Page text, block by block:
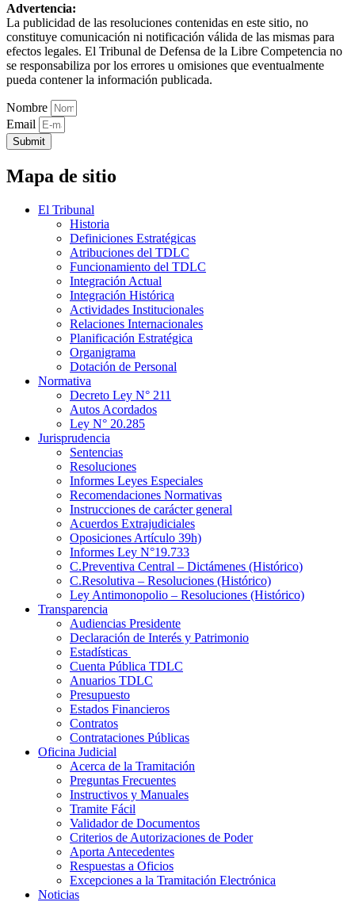
Advertencia:
La publicidad de las resoluciones contenidas en este sitio, no
constituye comunicación ni notificación válida de las mismas para
efectos legales. El Tribunal de Defensa de la Libre Competencia no
se responsabiliza por los errores u omisiones que eventualmente
pueda contener la información publicada.
Nombre
Email
Submit
Mapa de sitio
El Tribunal
Historia
Definiciones Estratégicas
Atribuciones del TDLC
Funcionamiento del TDLC
Integración Actual
Integración Histórica
Actividades Institucionales
Relaciones Internacionales
Planificación Estratégica
Organigrama
Dotación de Personal
Normativa
Decreto Ley N° 211
Autos Acordados
Ley N° 20.285
Jurisprudencia
Sentencias
Resoluciones
Informes Leyes Especiales
Recomendaciones Normativas
Instrucciones de carácter general
Acuerdos Extrajudiciales
Oposiciones Artículo 39h)
Informes Ley N°19.733
C.Preventiva Central – Dictámenes (Histórico)
C.Resolutiva – Resoluciones (Histórico)
Ley Antimonopolio – Resoluciones (Histórico)
Transparencia
Audiencias Presidente
Declaración de Interés y Patrimonio
Estadísticas
Cuenta Pública TDLC
Anuarios TDLC
Presupuesto
Estados Financieros
Contratos
Contrataciones Públicas
Oficina Judicial
Acerca de la Tramitación
Preguntas Frecuentes
Instructivos y Manuales
Tramite Fácil
Validador de Documentos
Criterios de Autorizaciones de Poder
Aporta Antecedentes
Respuestas a Oficios
Excepciones a la Tramitación Electrónica
Noticias